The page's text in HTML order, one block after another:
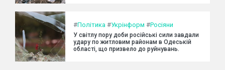
#Політика #Укрінформ #Росіяни
У світлу пору доби російські сили завдали
удару по житловим районам в Одеській
області, що призвело до руйнувань.